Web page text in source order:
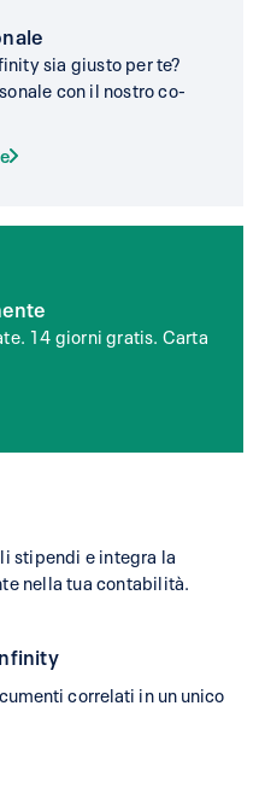
Ideale per lavoratori
registrazione
Live Capture inclusi
Editor visuale con
Fill per suggerimenti
testo con AI
ricavi, entrate e
sia giusto per te?
con il nostro co-
14 giorni gratis. Carta
stipendi e integra la
nella tua contabilità.
correlati in un unico